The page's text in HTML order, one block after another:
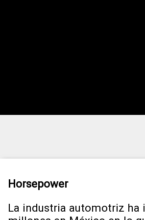
Horsepower
La industria automotriz ha